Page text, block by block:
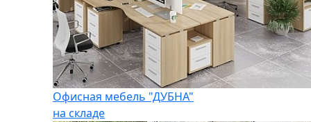
Офисная мебель "ДУБНА"
на складе